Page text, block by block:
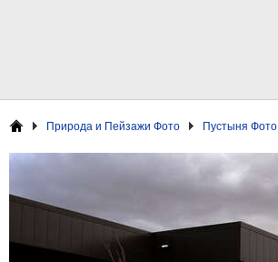
Природа и Пейзажи Фото Пустыня Фото